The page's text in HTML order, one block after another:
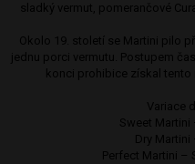
sladký vermut, pomerančové
Okolo 19. století se Martini pilo
jednu porci vermutu. Postupem
konci prohibice získal tento
Variace
Sweet Martini
Dry Martini
Perfect Martini –